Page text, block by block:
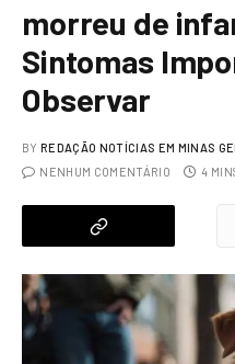
morreu de
Sintomas
Observar
BY REDAÇÃO NOTÍCIAS EM MINAS
NENHUM COMENTÁRIO
4